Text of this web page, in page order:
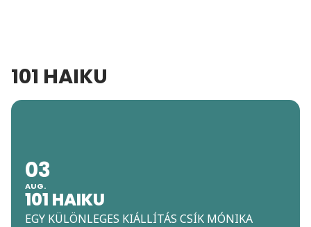
101 HAIKU
03
AUG.
101 HAIKU
EGY KÜLÖNLEGES KIÁLLÍTÁS CSÍK MÓNIKA